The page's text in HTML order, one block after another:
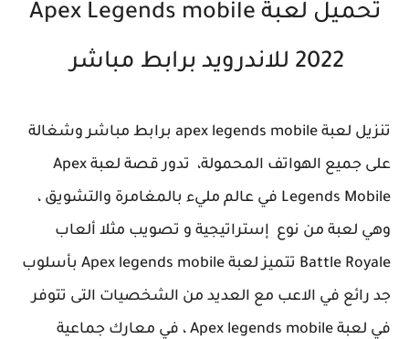
تحميل لعبة Apex Legends mobile
2022 للاندرويد برابط مباشر
تنزيل لعبة apex legends mobile برابط مباشر وشغالة
على جميع الهواتف المحمولة، تدور قصة لعبة Apex
Legends Mobile في عالم مليء بالمغامرة والتشويق ،
وهي لعبة من نوع إستراتيجية و تصويب مثلا ألعاب
Battle Royale تتميز لعبة Apex legends mobile بأسلوب
جد رائع في الاعب مع العديد من الشخصيات التى تتوفر
في لعبة Apex legends mobile ، في معارك جماعية